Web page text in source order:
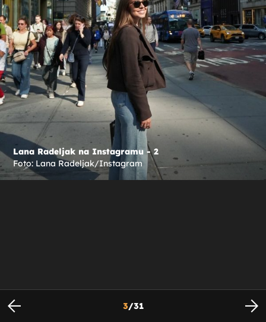
Lana Radeljak na Instagramu - 2
Foto: Lana Radeljak/Instagram
3/31